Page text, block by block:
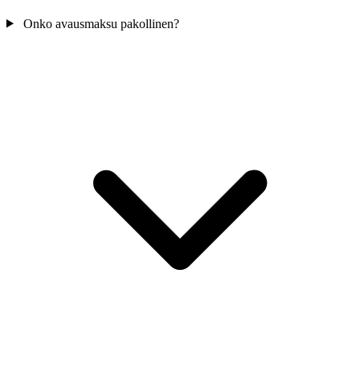
Onko avausmaksu pakollinen?